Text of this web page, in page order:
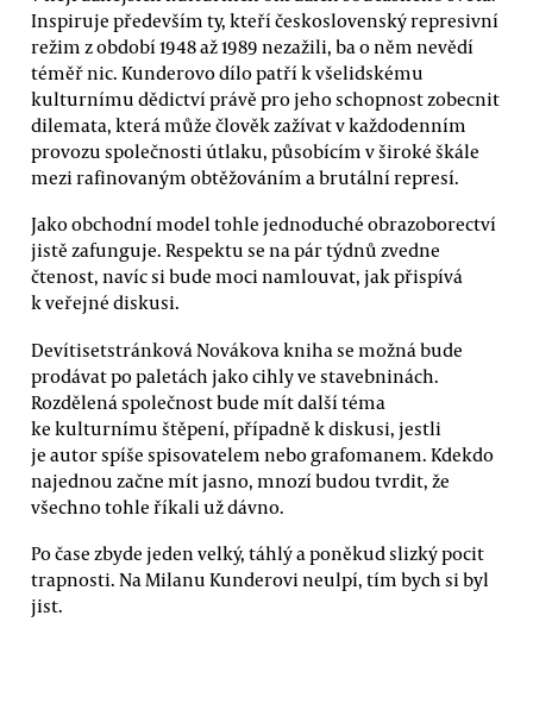
Inspiruje především ty, kteří československý represivní
režim z období 1948 až 1989 nezažili, ba o něm nevědí
téměř nic. Kunderovo dílo patří k všelidskému
kulturnímu dědictví právě pro jeho schopnost zobecnit
dilemata, která může člověk zažívat v každodenním
provozu společnosti útlaku, působícím v široké škále
mezi rafinovaným obtěžováním a brutální represí.
Jako obchodní model tohle jednoduché obrazoborectví
jistě zafunguje. Respektu se na pár týdnů zvedne
čtenost, navíc si bude moci namlouvat, jak přispívá
k veřejné diskusi.
Devítisetstránková Novákova kniha se možná bude
prodávat po paletách jako cihly ve stavebninách.
Rozdělená společnost bude mít další téma
ke kulturnímu štěpení, případně k diskusi, jestli
je autor spíše spisovatelem nebo grafomanem. Kdekdo
najednou začne mít jasno, mnozí budou tvrdit, že
všechno tohle říkali už dávno.
Po čase zbyde jeden velký, táhlý a poněkud slizký pocit
trapnosti. Na Milanu Kunderovi neulpí, tím bych si byl
jist.